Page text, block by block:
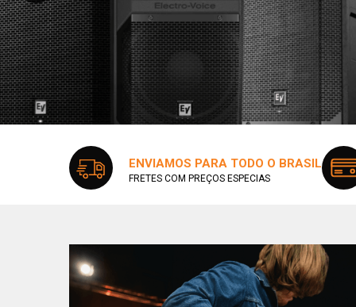
ENVIAMOS PARA TODO O BRASIL
FRETES COM PREÇOS ESPECIAS